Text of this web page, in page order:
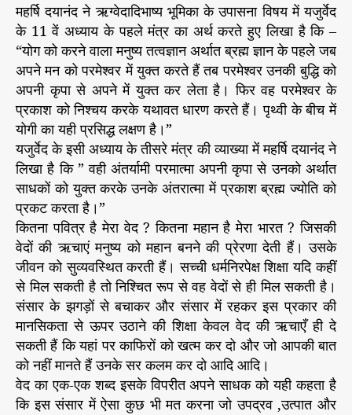
महर्षि दयानंद ने ऋग्वेदादिभाष्य भूमिका के उपासना विषय में यजुर्वेद
के 11 वें अध्याय के पहले मंत्र का अर्थ करते हुए लिखा है कि –
“योग को करने वाला मनुष्य तत्वज्ञान अर्थात ब्रह्म ज्ञान के पहले जब
अपने मन को परमेश्वर में युक्त करते हैं तब परमेश्वर उनकी बुद्धि को
अपनी कृपा से अपने में युक्त कर लेता है। फिर वह परमेश्वर के
प्रकाश को निश्चय करके यथावत धारण करते हैं। पृथ्वी के बीच में
योगी का यही प्रसिद्ध लक्षण है।”
यजुर्वेद के इसी अध्याय के तीसरे मंत्र की व्याख्या में महर्षि दयानंद ने
लिखा है कि ” वही अंतर्यामी परमात्मा अपनी कृपा से उनको अर्थात
साधकों को युक्त करके उनके अंतरात्मा में प्रकाश ब्रह्म ज्योति को
प्रकट करता है।”
कितना पवित्र है मेरा वेद ? कितना महान है मेरा भारत ? जिसकी
वेदों की ऋचाएं मनुष्य को महान बनने की प्रेरणा देती हैं। उसके
जीवन को सुव्यवस्थित करती हैं। सच्ची धर्मनिरपेक्ष शिक्षा यदि कहीं
से मिल सकती है तो निश्चित रूप से वह वेदों से ही मिल सकती है।
संसार के झगड़ों से बचाकर और संसार में रहकर इस प्रकार की
मानसिकता से ऊपर उठाने की शिक्षा केवल वेद की ऋचाएँ ही दे
सकती हैं कि यहां पर काफिरों को खत्म कर दो और जो आपकी बात
को नहीं मानते हैं उनके सर कलम कर दो आदि आदि।
वेद का एक-एक शब्द इसके विपरीत अपने साधक को यही कहता है
कि इस संसार में ऐसा कुछ भी मत करना जो उपद्रव ,उत्पात और